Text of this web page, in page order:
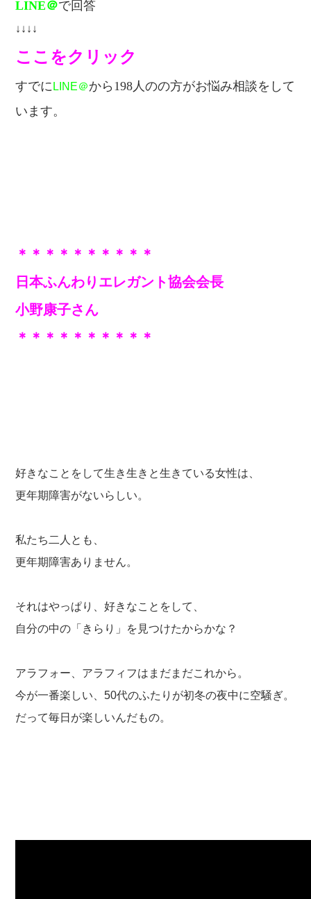
LINE＠で回答
↓↓↓↓
ここをクリック
すでに LINE＠から198人のの方がお悩み相談をして
います。
＊＊＊＊＊＊＊＊＊＊
日本ふんわりエレガント協会会長
小野康子さん
＊＊＊＊＊＊＊＊＊＊
好きなことをして生き生きと生きている女性は、
更年期障害がないらしい。
私たち二人とも、
更年期障害ありません。
それはやっぱり、好きなことをして、
自分の中の「きらり」を見つけたからかな？
アラフォー、アラフィフはまだまだこれから。
今が一番楽しい、50代のふたりが初冬の夜中に空騒ぎ。
だって毎日が楽しいんだもの。